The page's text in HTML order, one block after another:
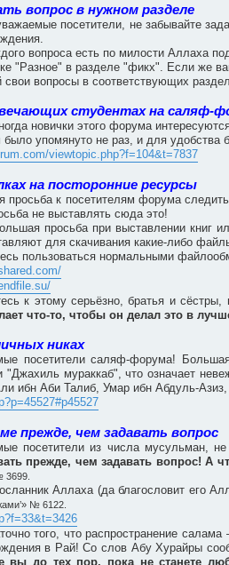
вопрос в нужном разделе
посетители, не забывайте
вопроса есть по милости Аллаха
"Разное" в разделе "фикх". Если же
свои вопросы в соответствующих
студентах на саляф-
новички этого форума
упомянуто не раз, и для удобства
viewtopic.php?f=104&t=7837
на посторонние ресурсы
просьба к посетителям форума
не выставлять сюда это!
просьба при выставлении книг
для скачивания какие-либо
пользоваться нормальными
к этому серьёзно, братья и
что-то, чтобы он делал это в
никах
посетители саляф-форума!
"Джахиль мураккаб", что означает
ибн Аби Талиб, Умар ибн Абдуль-
прежде, чем задавать вопрос
посетители из числа мусульман,
прежде, чем задавать вопрос! А
3699.
Аллаха (да благословит его
№ 6122.
того, что распространение
в Рай! Со слов Абу Хурайры
вы до тех пор, пока не станете